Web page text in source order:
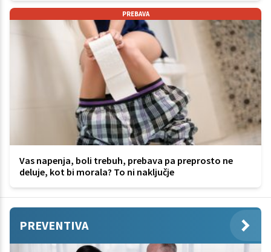
PREBAVA
Vas napenja, boli trebuh, prebava pa preprosto ne
deluje, kot bi morala? To ni naključje
PREVENTIVA